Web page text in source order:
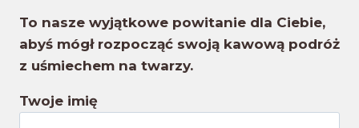
To nasze wyjątkowe powitanie dla Ciebie,
abyś mógł rozpocząć swoją kawową podróż
z uśmiechem na twarzy.
Twoje imię